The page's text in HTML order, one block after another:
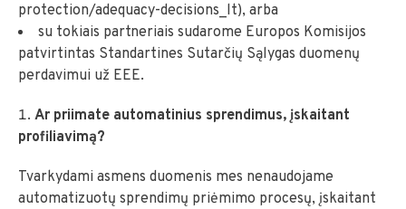
protection/adequacy-decisions_lt), arba
su tokiais partneriais sudarome Europos Komisijos
patvirtintas Standartines Sutarčių Sąlygas duomenų
perdavimui už EEE.
Ar priimate automatinius sprendimus, įskaitant
profiliavimą?
Tvarkydami asmens duomenis mes nenaudojame
automatizuotų sprendimų priėmimo procesų, įskaitant